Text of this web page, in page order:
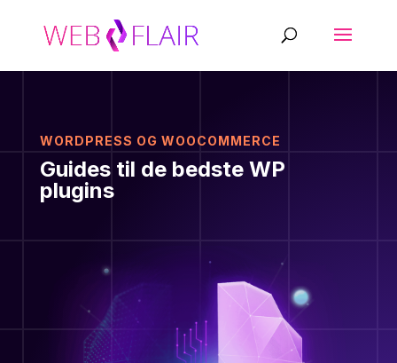
WORDPRESS OG WOOCOMMERCE
Guides til de bedste WP
plugins